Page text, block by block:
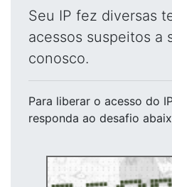
Seu IP fez diversas
acessos suspeitos a
conosco.
Para liberar o acesso do
responda ao desafio